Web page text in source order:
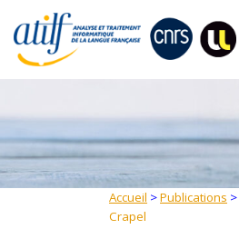
content
Accueil >Publications >
Crapel